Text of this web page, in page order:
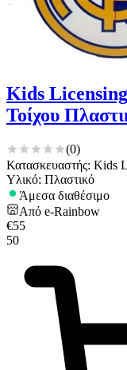
Kids Licensing
Τοίχου
(0)
Κατασκευαστής: Kids
Υλικό: Πλαστικό
Άμεσα διαθέσιμο
Από e-Rainbow
€55
50